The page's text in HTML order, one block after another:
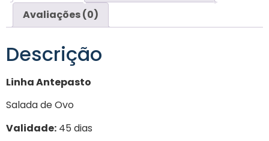
Avaliações (0)
Descrição
Linha Antepasto
Salada de Ovo
Validade: 45 dias